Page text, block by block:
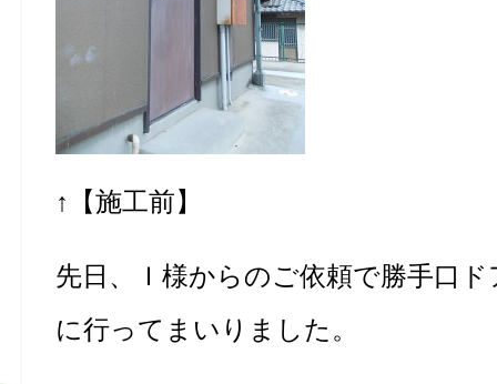
↑【施工前】
先日、Ｉ様からのご依頼で勝手口
に行ってまいりました。